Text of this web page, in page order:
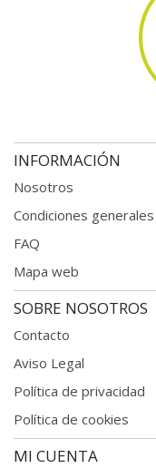
INFORMACIÓN
Nosotros
Condiciones generales
FAQ
Mapa web
SOBRE NOSOTROS
Contacto
Aviso Legal
Política de privacidad
Política de cookies
MI CUENTA